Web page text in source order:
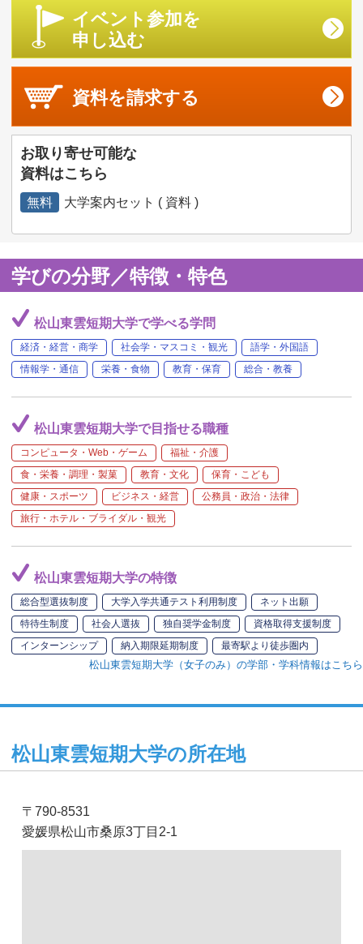
イベント参加を
申し込む
資料を請求する
お取り寄せ可能な
資料はこちら
無料 大学案内セット ( 資料 )
学びの分野／特徴・特色
松山東雲短期大学で学べる学問
経済・経営・商学 社会学・マスコミ・観光
語学・外国語
情報学・通信
栄養・食物 教育・保育 総合・教養
松山東雲短期大学で目指せる職種
コンピュータ・Web・ゲーム
福祉・介護
食・栄養・調理・製菓
教育・文化
保育・こども
健康・スポーツ
ビジネス・経営
公務員・政治・法律
旅行・ホテル・ブライダル・観光
松山東雲短期大学の特徴
総合型選抜制度 大学入学共通テスト利用制度
ネット出願
特待生制度
社会人選抜 独自奨学金制度
資格取得支援制度
インターンシップ
納入期限延期制度 最寄駅より徒歩圏内
松山東雲短期大学（女子のみ）の学部・学科情報はこちら
松山東雲短期大学の所在地
〒790-8531
愛媛県松山市桑原3丁目2-1